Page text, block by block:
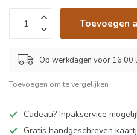
Toevoegen
Op werkdagen voor 16:00
Toevoegen om te vergelijken
Cadeau? Inpakservice
Gratis handgeschreven